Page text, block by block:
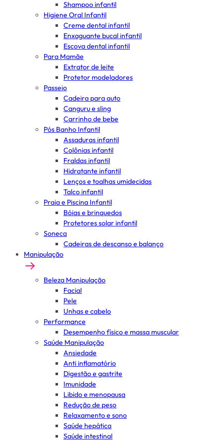
Shampoo infantil
Higiene Oral Infantil
Creme dental infantil
Enxaguante bucal infantil
Escova dental infantil
Para Mamãe
Extrator de leite
Protetor modeladores
Passeio
Cadeira para auto
Canguru e sling
Carrinho de bebe
Pós Banho Infantil
Assaduras infantil
Colônias infantil
Fraldas infantil
Hidratante infantil
Lenços e toalhas umidecidas
Talco infantil
Praia e Piscina Infantil
Bóias e brinquedos
Protetores solar infantil
Soneca
Cadeiras de descanso e balanço
Manipulação
Beleza Manipulação
Facial
Pele
Unhas e cabelo
Performance
Desempenho físico e massa muscular
Saúde Manipulação
Ansiedade
Anti inflamatório
Digestão e gastrite
Imunidade
Libido e menopausa
Redução de peso
Relaxamento e sono
Saúde hepática
Saúde intestinal